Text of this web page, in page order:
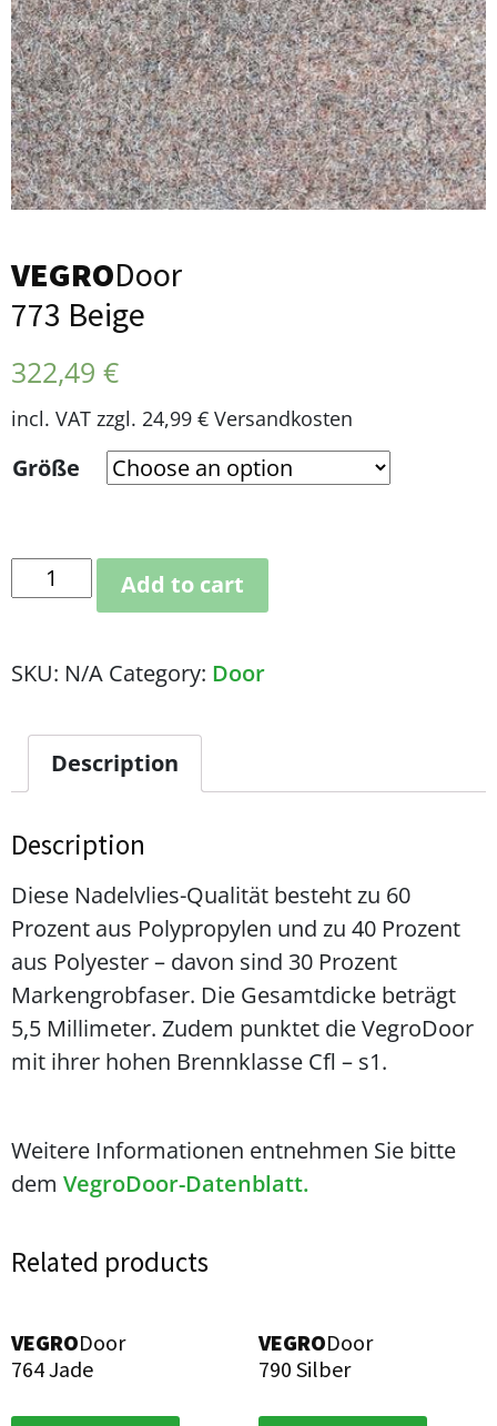
VEGRODoor
773 Beige
322,49 €
incl. VAT zzgl. 24,99 € Versandkosten
Größe
Add to cart
SKU: N/A Category: Door
Description
Description
Diese Nadelvlies-Qualität besteht zu 60
Prozent aus Polypropylen und zu 40 Prozent
aus Polyester – davon sind 30 Prozent
Markengrobfaser. Die Gesamtdicke beträgt
5,5 Millimeter. Zudem punktet die VegroDoor
mit ihrer hohen Brennklasse Cfl – s1.
Weitere Informationen entnehmen Sie bitte
dem VegroDoor-Datenblatt.
Related products
VEGRODoor
764 Jade
VEGRODoor
790 Silber